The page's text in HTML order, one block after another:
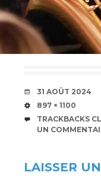
DATE
31 AOÛT 2024
TAILLE
897 × 1100
TRACKBACKS
UN
LAISSER